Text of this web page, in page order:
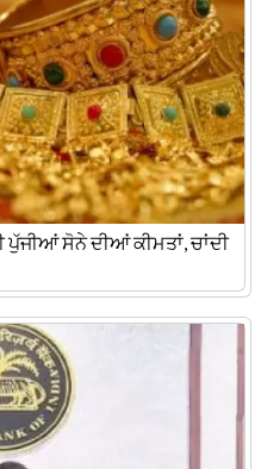
ਪੁੱਜੀਆਂ ਸੋਨੇ ਦੀਆਂ ਕੀਮਤਾਂ, ਚਾਂਦੀ